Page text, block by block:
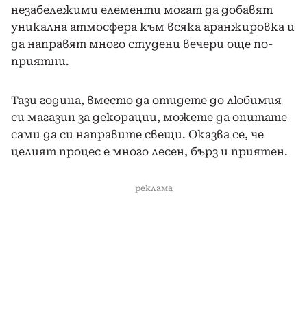
незабележими елементи могат да добавят
уникална атмосфера към всяка аранжировка и
да направят много студени вечери още по-
приятни.
Тази година, вместо да отидете до любимия
си магазин за декорации, можете да опитате
сами да си направите свещи. Оказва се, че
целият процес е много лесен, бърз и приятен.
реклама